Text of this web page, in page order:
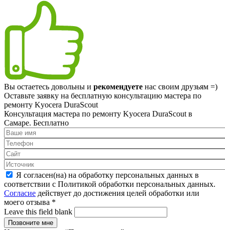
Вы остаетесь довольны и рекомендуете нас своим друзьям =)
Оставьте заявку на бесплатную консультацию мастера по
ремонту Kyocera DuraScout
Консультация мастера по ремонту Kyocera DuraScout в
Самаре. Бесплатно
Я согласен(на) на обработку персональных данных в
соответствии с Политикой обработки персональных данных.
Согласие действует до достижения целей обработки или
моего отзыва *
Leave this field blank